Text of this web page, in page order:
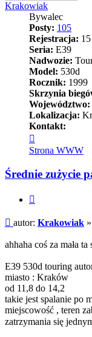
Krakowiak
Bywalec
Posty: 105
Rejestracja:
Seria: E39
Nadwozie:
Model: 530d
Rocznik: 1999
Skrzynia
Województwo:
Lokalizacja:
Kontakt:
się
z
Krakowiak
Strona WWW
Średnie zużycie
Post
autor: Krakowiak »
ahhaha coś za mała ta
E39 530d touring
miasto : Kraków
od 11,8 do 14,2
takie jest spalanie po
miejscowość , teren
zatrzymania się